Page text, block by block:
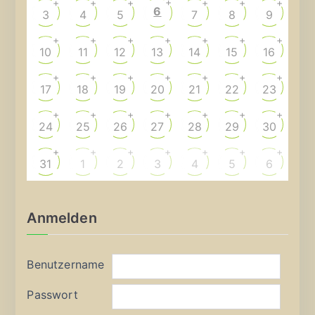
3
+
4
+
5
+
6 7
+
8
+
9
+
10
+
11
+
12
+
13
+
14
+
15
+
16
+
17
+
18
+
19
+
20
+
21
+
22
+
23
+
24
+
25
+
26
+
27
+
28
+
29
+
30
+
31
+
1
+
2
+
3
+
4
+
5
+
6
+
Anmelden
Benutzername
Passwort